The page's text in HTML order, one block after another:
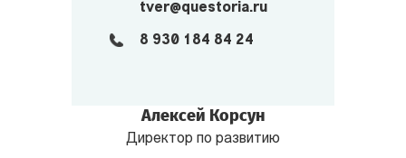
tver@questoria.ru
8 930 184 84 24
Алексей Корсун
Директор по развитию